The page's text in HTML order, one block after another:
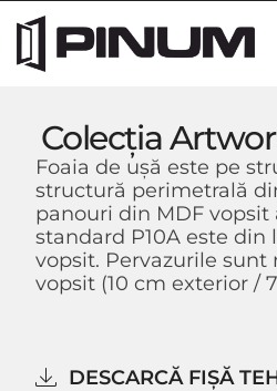
Colecția
Foaia de ușă este pe
structură perimetrală
panouri din MDF vopsit
standard P10A este
vopsit. Pervazurile sunt
vopsit (10 cm exterior /
DESCARCĂ FIȘĂ